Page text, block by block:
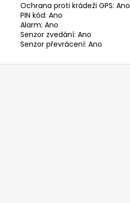
Ochrana proti krádeži GPS: Ano
PIN kód: Ano
Alarm: Ano
Senzor zvedání: Ano
Senzor převrácení: Ano